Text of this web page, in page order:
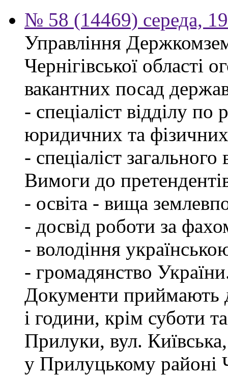
№ 58 (14469) середа,
Управління
Чернігівської області
вакантних посад
- спеціаліст відділу по
юридичних та
- спеціаліст загального
Вимоги до
- освіта - вища
- досвід роботи за
- володіння
- громадянство
Документи приймають
і години, крім суботи
Прилуки, вул.
у Прилуцькому районі